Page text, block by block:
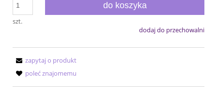
szt.
do koszyka
dodaj do przechowalni
zapytaj o produkt
poleć znajomemu